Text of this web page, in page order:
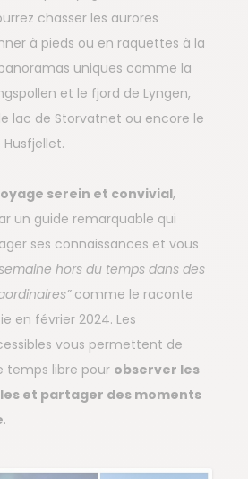
chasser les aurores
à pieds ou en raquettes à la
uniques comme la
et le fjord de Lyngen,
lac de Storvatnet ou encore le
serein et convivial,
un guide remarquable qui
ses connaissances et vous
hors du temps dans des
comme le raconte
en février 2024. Les
vous permettent de
temps libre pour observer les
et partager des moments
.